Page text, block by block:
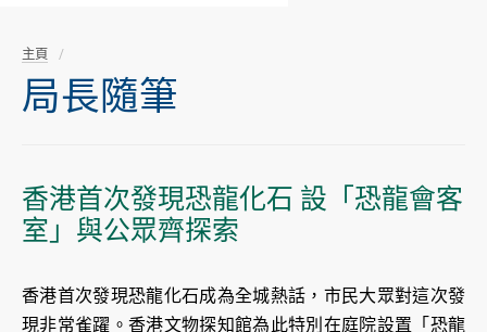
主頁
局長隨筆
香港首次發現恐龍化石 設「恐龍會客
室」與公眾齊探索
香港首次發現恐龍化石成為全城熱話，市民大眾對這次發
現非常雀躍。香港文物探知館為此特別在庭院設置「恐龍